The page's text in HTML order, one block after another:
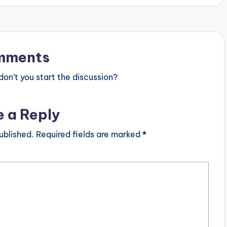
you start the discussion?
a Reply
Required fields are marked*